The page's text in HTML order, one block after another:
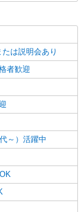
は説明会あり
者歓迎
～）活躍中